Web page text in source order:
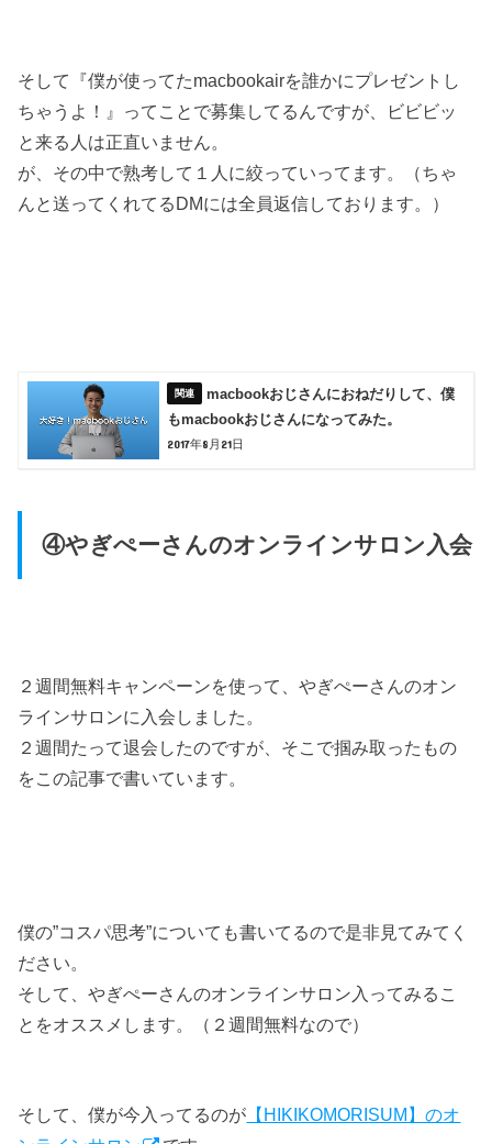
そして『僕が使ってたmacbookairを誰かにプレゼントし
ちゃうよ！』ってことで募集してるんですが、ビビビッ
と来る人は正直いません。
が、その中で熟考して１人に絞っていってます。（ちゃ
んと送ってくれてるDMには全員返信しております。）
macbookおじさんにおねだりして、僕
もmacbookおじさんになってみた。
2017年8月21日
④やぎぺーさんのオンラインサロン入会
２週間無料キャンペーンを使って、やぎぺーさんのオン
ラインサロンに入会しました。
２週間たって退会したのですが、そこで掴み取ったもの
をこの記事で書いています。
僕の”コスパ思考”についても書いてるので是非見てみてく
ださい。
そして、やぎぺーさんのオンラインサロン入ってみるこ
とをオススメします。（２週間無料なので）
そして、僕が今入ってるのが 【HIKIKOMORISUM】のオ